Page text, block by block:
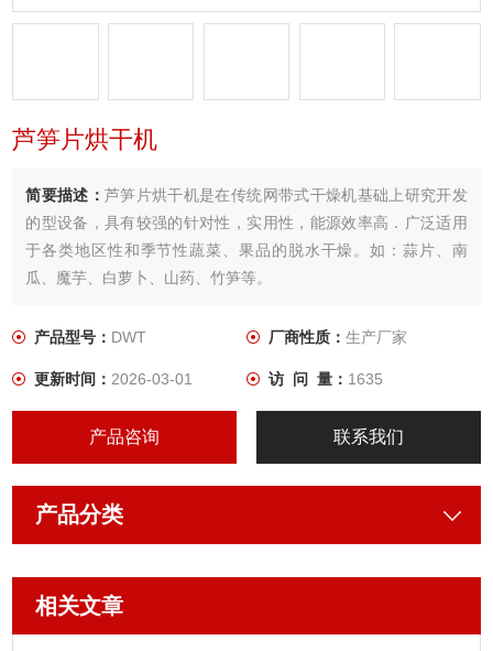
芦笋片烘干机
简要描述： 芦笋片烘干机是在传统网带式干燥机基础上研究开发
的型设备，具有较强的针对性，实用性，能源效率高．广泛适用
于各类地区性和季节性蔬菜、果品的脱水干燥。如：蒜片、南
瓜、魔芋、白萝卜、山药、竹笋等。
产品型号： DWT 厂商性质： 生产厂家
更新时间：2026-03-01 访 问 量： 1635
产品咨询 联系我们
产品分类
相关文章